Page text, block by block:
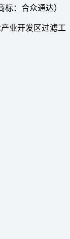
：合众通达）
业开发区过滤工